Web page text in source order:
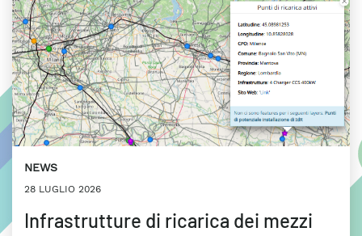
NEWS
28 LUGLIO 2026
Infrastrutture di ricarica dei mezzi